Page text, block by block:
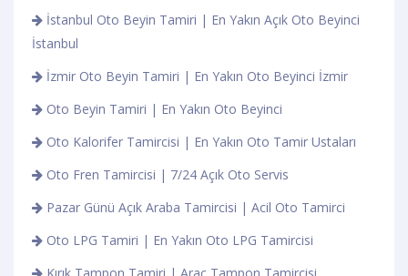
İstanbul Oto Beyin Tamiri | En Yakın Açık Oto Beyinci
İstanbul
İzmir Oto Beyin Tamiri | En Yakın Oto Beyinci İzmir
Oto Beyin Tamiri | En Yakın Oto Beyinci
Oto Kalorifer Tamircisi | En Yakın Oto Tamir Ustaları
Oto Fren Tamircisi | 7/24 Açık Oto Servis
Pazar Günü Açık Araba Tamircisi | Acil Oto Tamirci
Oto LPG Tamiri | En Yakın Oto LPG Tamircisi